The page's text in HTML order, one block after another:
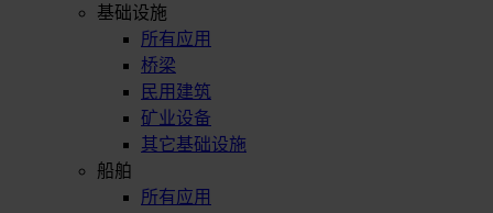
基础设施
所有应用
桥梁
民用建筑
矿业设备
其它基础设施
船舶
所有应用